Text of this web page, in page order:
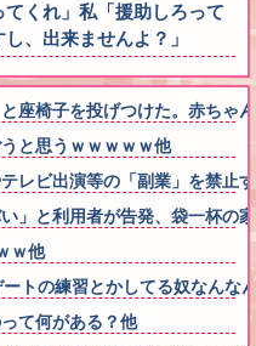
くれ」私「援助しろって
、出来ませんよ？」
座椅子を投げつけた。赤ち
と思うｗｗｗｗｗ他
レビ出演等の「副業」を禁止
い」と利用者が告発、袋一杯
ｗ他
ートの練習とかしてる奴なん
て何がある？他